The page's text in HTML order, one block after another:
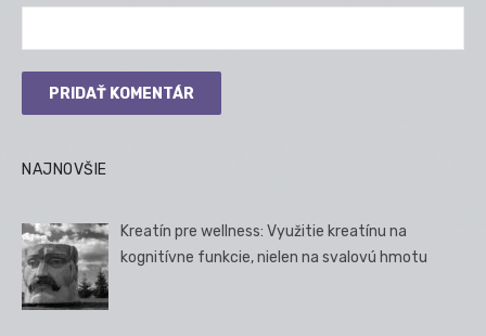
NAJNOVŠIE
Kreatín pre wellness: Využitie kreatínu na
kognitívne funkcie, nielen na svalovú hmotu